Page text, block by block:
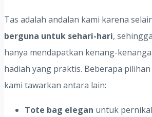
Tas adalah andalan kami karena
berguna untuk sehari-hari,
hanya mendapatkan kenang-
hadiah yang praktis. Beberapa
kami tawarkan antara lain:
Tote bag elegan untuk